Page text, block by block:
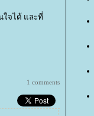
ใจได้ และที่
1 comments